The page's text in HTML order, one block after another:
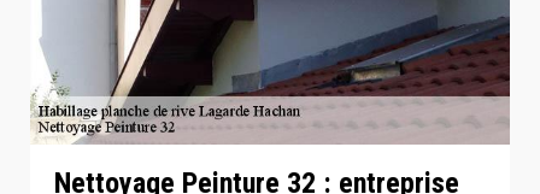
Nettoyage Peinture 32 : entreprise